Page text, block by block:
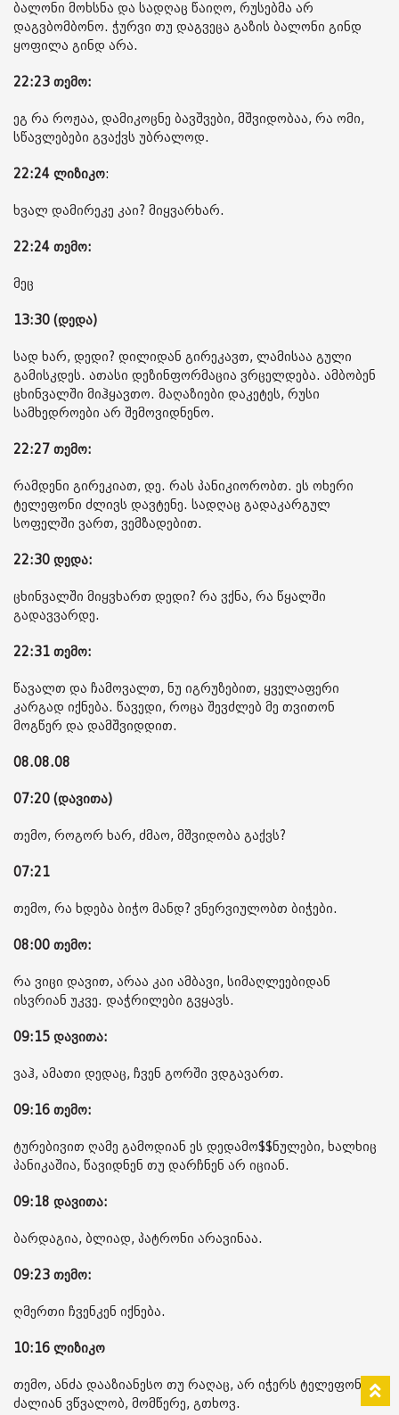
ბალონი მოხსნა და სადღაც წაიღო, რუსებმა არ
დაგვბომბონო. ჭურვი თუ დაგვეცა გაზის ბალონი გინდ
ყოფილა გინდ არა.
22:23 თემო:
ეგ რა როჟაა, დამიკოცნე ბავშვები, მშვიდობაა, რა ომი,
სწავლებები გვაქვს უბრალოდ.
22:24 ლიზიკო:
ხვალ დამირეკე კაი? მიყვარხარ.
22:24 თემო:
მეც
13:30 (დედა)
სად ხარ, დედი? დილიდან გირეკავთ, ლამისაა გული
გამისკდეს. ათასი დეზინფორმაცია ვრცელდება. ამბობენ
ცხინვალში მიჰყავთო. მაღაზიები დაკეტეს, რუსი
სამხედროები არ შემოვიდნენო.
22:27 თემო:
რამდენი გირეკიათ, დე. რას პანიკიორობთ. ეს ოხერი
ტელეფონი ძლივს დავტენე. სადღაც გადაკარგულ
სოფელში ვართ, ვემზადებით.
22:30 დედა:
ცხინვალში მიყვხართ დედი? რა ვქნა, რა წყალში
გადავვარდე.
22:31 თემო:
წავალთ და ჩამოვალთ, ნუ იგრუზებით, ყველაფერი
კარგად იქნება. წავედი, როცა შევძლებ მე თვითონ
მოგწერ და დამშვიდდით.
08.08.08
07:20 (დავითა)
თემო, როგორ ხარ, ძმაო, მშვიდობა გაქვს?
07:21
თემო, რა ხდება ბიჭო მანდ? ვნერვიულობთ ბიჭები.
08:00 თემო:
რა ვიცი დავით, არაა კაი ამბავი, სიმაღლეებიდან
ისვრიან უკვე. დაჭრილები გვყავს.
09:15 დავითა:
ვაჰ, ამათი დედაც, ჩვენ გორში ვდგავართ.
09:16 თემო:
ტურებივით ღამე გამოდიან ეს დედამო$$ნულები, ხალხიც
პანიკაშია, წავიდნენ თუ დარჩნენ არ იციან.
09:18 დავითა:
ბარდაგია, ბლიად, პატრონი არავინაა.
09:23 თემო:
ღმერთი ჩვენკენ იქნება.
10:16 ლიზიკო
თემო, ანძა დააზიანესო თუ რაღაც, არ იჭერს ტელეფონი,
ძალიან ვწვალობ, მომწერე, გთხოვ.